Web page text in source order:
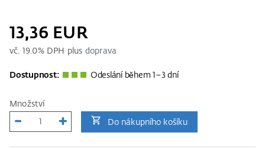
13,36 EUR
vč. 19.0% DPH plus doprava
Dostupnost: Odeslání během 1–3 dní
Množství
Do nákupního košíku